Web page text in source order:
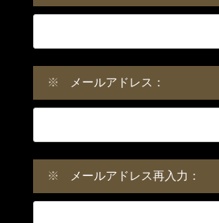
※ メールアドレス：
※ メールアドレス再入力：